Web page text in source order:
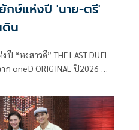
กษ์แห่งปี 'นาย-ตรี'
ดิน
“หงสาวดี” THE LAST DUEL
ก oneD ORIGINAL ปี2026 ที่
นธ์ของพี่น้อง” ก่อเกิดเป็น
ผ่นดินที่ยิ่งใหญ่ที่สุดใน